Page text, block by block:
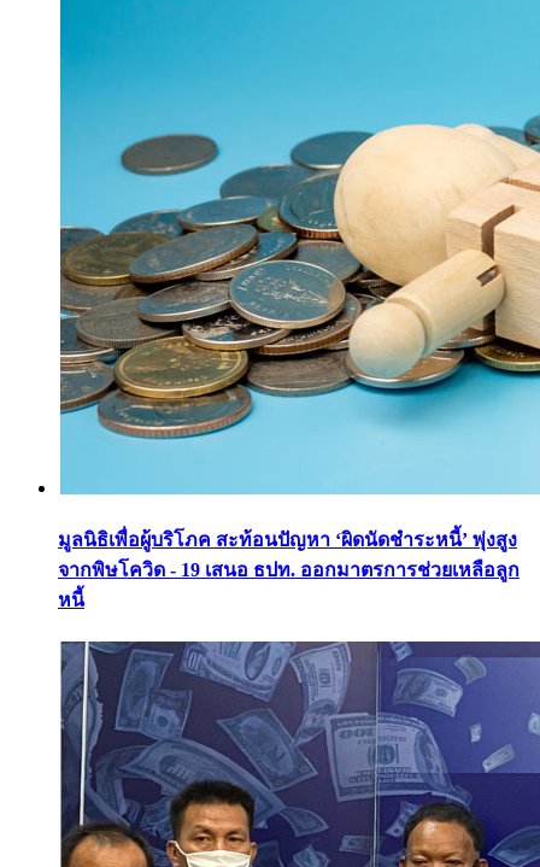
มูลนิธิเพื่อผู้บริโภค สะท้อนปัญหา ‘ผิดนัดชำระหนี้’ พุ่งสูง
จากพิษโควิด - 19 เสนอ ธปท. ออกมาตรการช่วยเหลือลูก
หนี้